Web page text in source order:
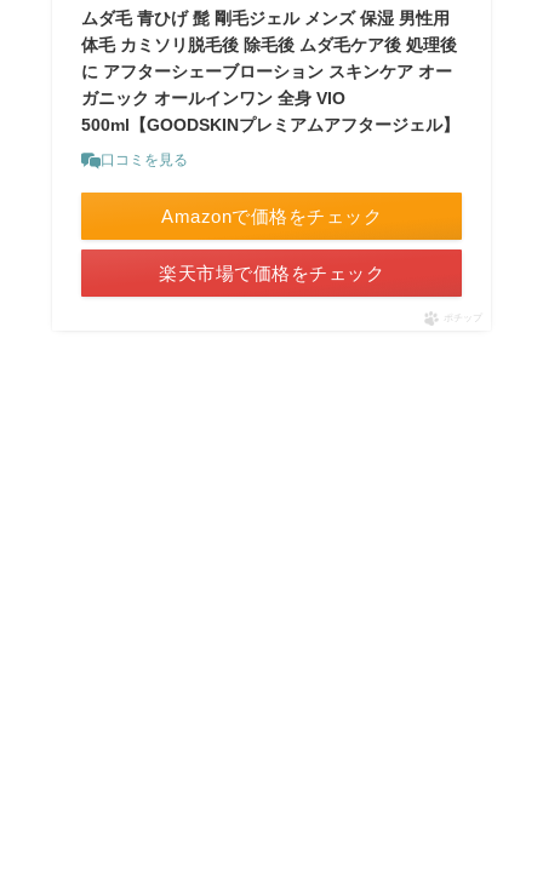
ムダ毛 青ひげ 髭 剛毛ジェル メンズ 保湿 男性用
体毛 カミソリ脱毛後 除毛後 ムダ毛ケア後 処理後
に アフターシェーブローション スキンケア オー
ガニック オールインワン 全身 VIO
500ml【GOODSKINプレミアムアフタージェル】
口コミを見る
Amazonで価格をチェック
楽天市場で価格をチェック
ポチップ